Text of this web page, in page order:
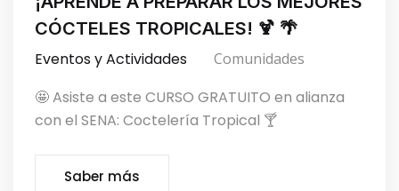
CÓCTELES TROPICALES! 🍹 🌴
Eventos y Actividades Comunidades
🤩 Asiste a este CURSO GRATUITO en alianza
con el SENA: Coctelería Tropical 🍸
Saber más